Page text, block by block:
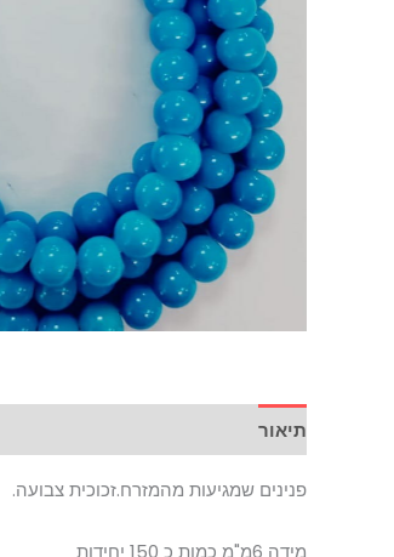
תיאור
פנינים שמגיעות מהמזרח.זכוכית צבועה.
מידה 6מ"מ כמות כ 150 יחידות